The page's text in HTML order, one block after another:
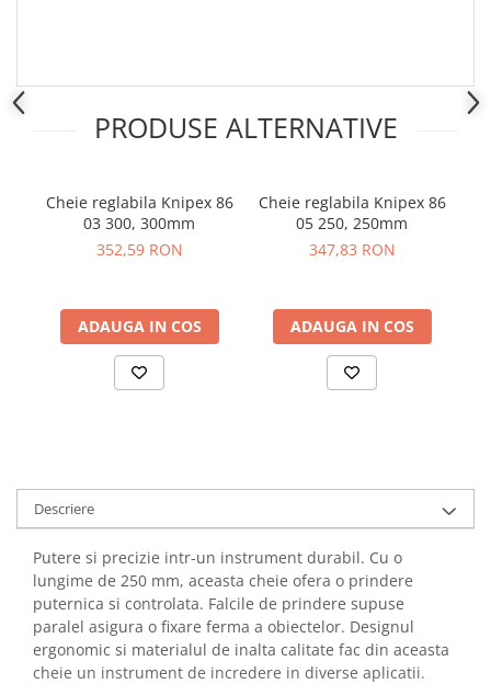
PRODUSE ALTERNATIVE
Cheie reglabila Knipex 86
03 300, 300mm
352,59 RON
ADAUGA IN COS
Cheie reglabila Knipex 86
05 250, 250mm
347,83 RON
ADAUGA IN COS
Descriere
Putere si precizie intr-un instrument durabil. Cu o
lungime de 250 mm, aceasta cheie ofera o prindere
puternica si controlata. Falcile de prindere supuse
paralel asigura o fixare ferma a obiectelor. Designul
ergonomic si materialul de inalta calitate fac din aceasta
cheie un instrument de incredere in diverse aplicatii.